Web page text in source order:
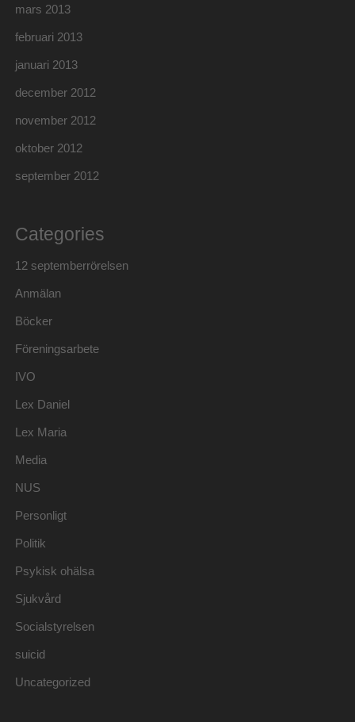
mars 2013
februari 2013
januari 2013
december 2012
november 2012
oktober 2012
september 2012
Categories
12 septemberrörelsen
Anmälan
Böcker
Föreningsarbete
IVO
Lex Daniel
Lex Maria
Media
NUS
Personligt
Politik
Psykisk ohälsa
Sjukvård
Socialstyrelsen
suicid
Uncategorized